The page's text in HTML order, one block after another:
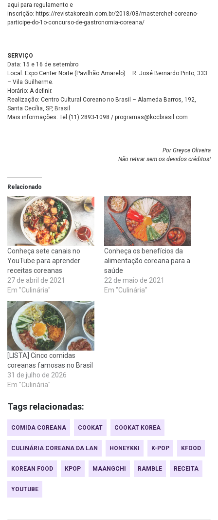
aqui para regulamento e
inscrição: https://revistakoreain.com.br/2018/08/masterchef-coreano-
participe-do-1o-concurso-de-gastronomia-coreana/
SERVIÇO
Data: 15 e 16 de setembro
Local: Expo Center Norte (Pavilhão Amarelo) – R. José Bernardo Pinto, 333
– Vila Guilherme.
Horário: A definir.
Realização: Centro Cultural Coreano no Brasil – Alameda Barros, 192,
Santa Cecília, SP, Brasil
Mais informações: Tel (11) 2893-1098 / programas@kccbrasil.com
Por Greyce Oliveira
Não retirar sem os devidos créditos!
Relacionado
Conheça sete canais no
YouTube para aprender
receitas coreanas
27 de abril de 2021
Em "Culinária"
Conheça os benefícios da
alimentação coreana para a
saúde
22 de maio de 2021
Em "Culinária"
[LISTA] Cinco comidas
coreanas famosas no Brasil
31 de julho de 2026
Em "Culinária"
Tags relacionadas:
COMIDA COREANA COOKAT COOKAT KOREA
CULINÁRIA COREANA DA LAN HONEYKKI K-POP KFOOD
KOREAN FOOD KPOP MAANGCHI RAMBLE RECEITA
YOUTUBE